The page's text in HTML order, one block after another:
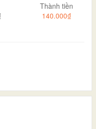
Thành tiền
140.000₫